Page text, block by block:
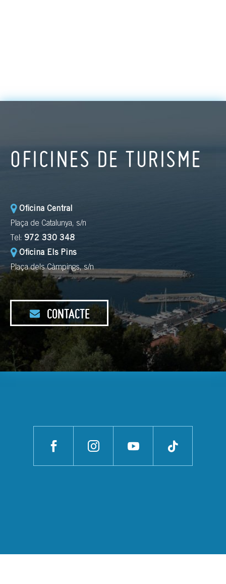
OFICINES DE TURISME
Oficina Central
Plaça de Catalunya, s/n
Tel: 972 330 348
Oficina Els Pins
Plaça dels Càmpings, s/n
CONTACTE